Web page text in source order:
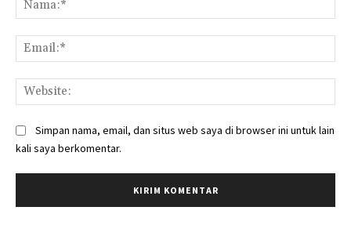
Simpan nama, email, dan situs web saya di browser ini untuk lain
kali saya berkomentar.